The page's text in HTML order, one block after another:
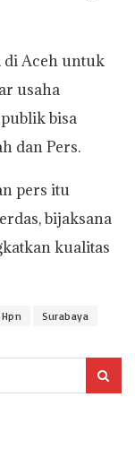
di Aceh untuk
usaha
bisa
dan Pers.
pers itu
bijaksana
kualitas
Hpn Surabaya